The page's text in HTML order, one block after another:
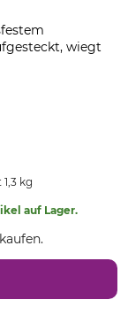
wiegt
kg
auf Lager.